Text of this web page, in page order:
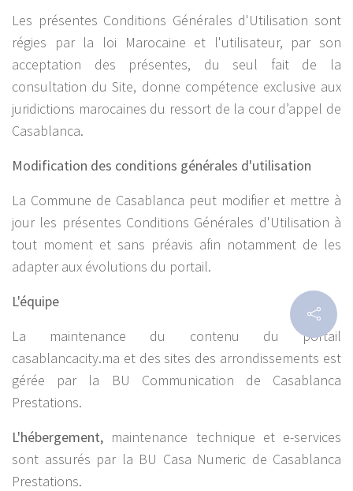
Les présentes Conditions Générales d'Utilisation sont
régies par la loi Marocaine et l'utilisateur, par son
acceptation des présentes, du seul fait de la
consultation du Site, donne compétence exclusive aux
juridictions marocaines du ressort de la cour d’appel de
Casablanca.
Modification des conditions générales d'utilisation
La Commune de Casablanca peut modifier et mettre à
jour les présentes Conditions Générales d'Utilisation à
tout moment et sans préavis afin notamment de les
adapter aux évolutions du portail.
L'équipe
La maintenance du contenu du portail
casablancacity.ma et des sites des arrondissements est
gérée par la BU Communication de Casablanca
Prestations.
L'hébergement, maintenance technique et e-services
sont assurés par la BU Casa Numeric de Casablanca
Prestations.